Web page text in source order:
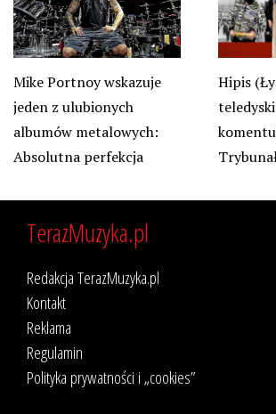
Mike Portnoy wskazuje
jeden z ulubionych
albumów metalowych:
Absolutna perfekcja
Hipis
TerazMuzyka.pl
Redakcja TerazMuzyka.pl
Kontakt
Reklama
Regulamin
Polityka prywatności i „cookies”